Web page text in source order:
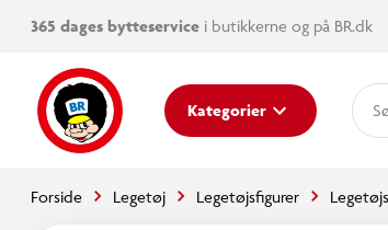
365 dages bytteservice i butikkerne og på BR.dk
Kategorier
Forside Legetøj Legetøjsfigurer